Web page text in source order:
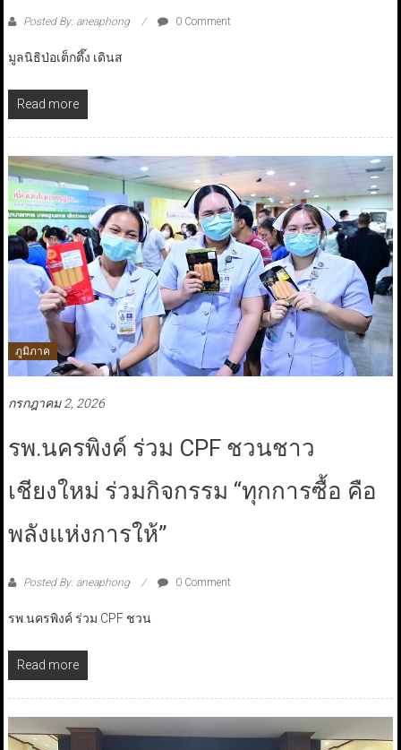
Posted By: aneaphong 0 Comment
มูลนิธิป่อเต็กตึ๊ง เดินส
Read more
ภูมิภาค
กรกฎาคม 2, 2026
รพ.นครพิงค์ ร่วม CPF ชวนชาว
เชียงใหม่ ร่วมกิจกรรม “ทุกการซื้อ คือ
พลังแห่งการให้”
Posted By: aneaphong 0 Comment
รพ.นครพิงค์ ร่วม CPF ชวน
Read more